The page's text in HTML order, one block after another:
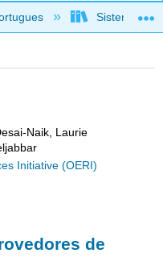
hierarchy Sistemas
Naik, Laurie
Initiative (OERI)
de